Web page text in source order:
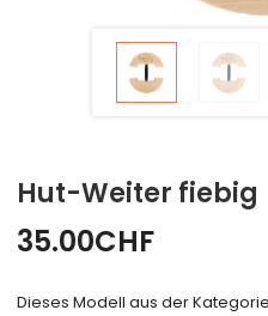
Hut-Weiter fiebig
35.00CHF
Dieses Modell aus der